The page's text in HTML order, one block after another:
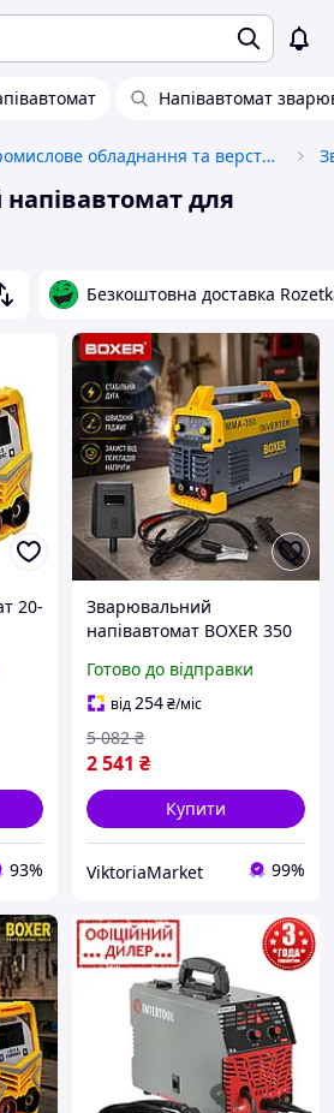
Напівавтомат
Промислове обладнання та верстати
для
Безкоштовна доставка
20-
93%
Зварювальний
напівавтомат BOXER 350
напівавтомат
зварювальний ММА
Зварювальний
напівавтомат для дому
Готово до відправки
від254₴/міс
2 541 ₴
5 082 ₴
Купити
ViktoriaMarket 99%